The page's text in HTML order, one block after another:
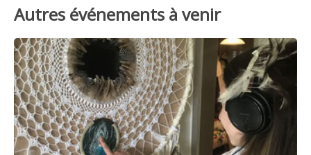
Autres événements à venir